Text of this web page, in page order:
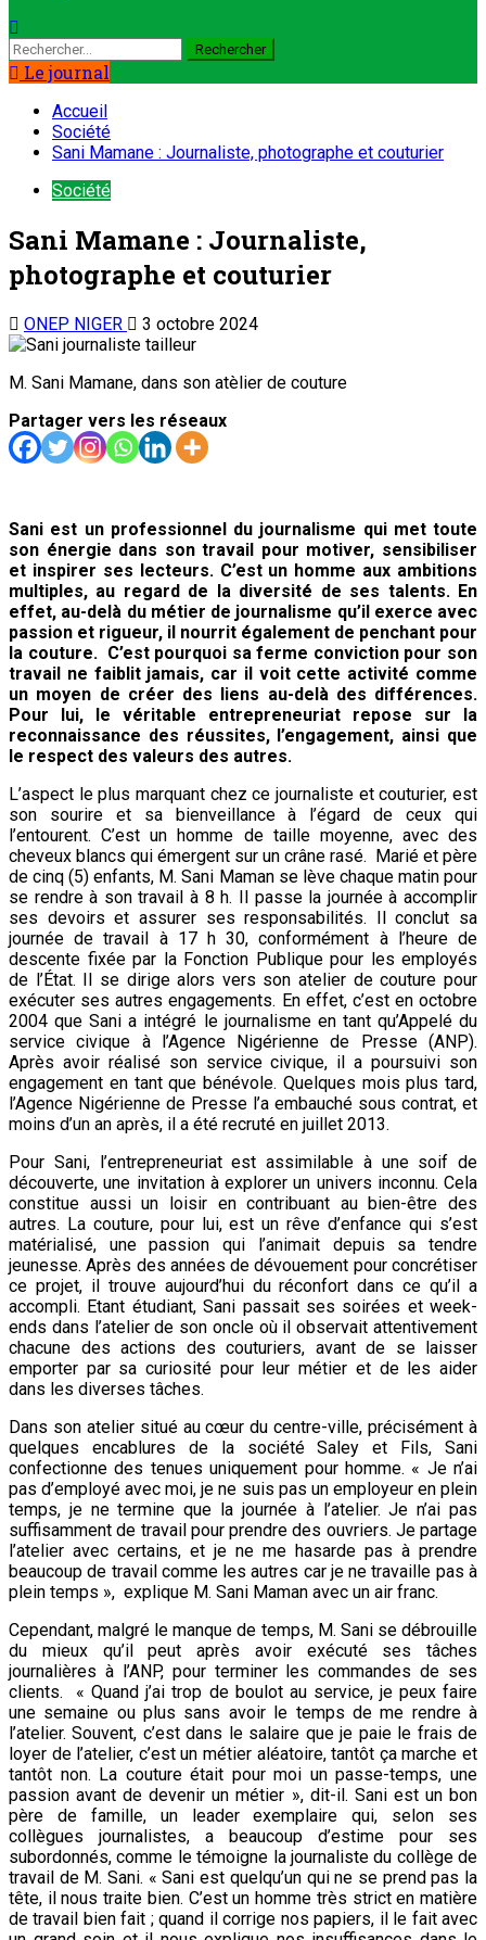
Le journal
Accueil
Société
Sani Mamane : Journaliste, photographe et couturier
Société
Sani Mamane : Journaliste,
photographe et couturier
ONEP NIGER 3 octobre 2024
M. Sani Mamane, dans son atèlier de couture
Partager vers les réseaux
Sani est un professionnel du journalisme qui met toute
son énergie dans son travail pour motiver, sensibiliser
et inspirer ses lecteurs. C’est un homme aux ambitions
multiples, au regard de la diversité de ses talents. En
effet, au-delà du métier de journalisme qu’il exerce avec
passion et rigueur, il nourrit également de penchant pour
la couture. C’est pourquoi sa ferme conviction pour son
travail ne faiblit jamais, car il voit cette activité comme
un moyen de créer des liens au-delà des différences.
Pour lui, le véritable entrepreneuriat repose sur la
reconnaissance des réussites, l’engagement, ainsi que
le respect des valeurs des autres.
L’aspect le plus marquant chez ce journaliste et couturier, est
son sourire et sa bienveillance à l’égard de ceux qui
l’entourent. C’est un homme de taille moyenne, avec des
cheveux blancs qui émergent sur un crâne rasé. Marié et père
de cinq (5) enfants, M. Sani Maman se lève chaque matin pour
se rendre à son travail à 8 h. Il passe la journée à accomplir
ses devoirs et assurer ses responsabilités. Il conclut sa
journée de travail à 17 h 30, conformément à l’heure de
descente fixée par la Fonction Publique pour les employés
de l’État. Il se dirige alors vers son atelier de couture pour
exécuter ses autres engagements. En effet, c’est en octobre
2004 que Sani a intégré le journalisme en tant qu’Appelé du
service civique à l’Agence Nigérienne de Presse (ANP).
Après avoir réalisé son service civique, il a poursuivi son
engagement en tant que bénévole. Quelques mois plus tard,
l’Agence Nigérienne de Presse l’a embauché sous contrat, et
moins d’un an après, il a été recruté en juillet 2013.
Pour Sani, l’entrepreneuriat est assimilable à une soif de
découverte, une invitation à explorer un univers inconnu. Cela
constitue aussi un loisir en contribuant au bien-être des
autres. La couture, pour lui, est un rêve d’enfance qui s’est
matérialisé, une passion qui l’animait depuis sa tendre
jeunesse. Après des années de dévouement pour concrétiser
ce projet, il trouve aujourd’hui du réconfort dans ce qu’il a
accompli. Etant étudiant, Sani passait ses soirées et week-
ends dans l’atelier de son oncle où il observait attentivement
chacune des actions des couturiers, avant de se laisser
emporter par sa curiosité pour leur métier et de les aider
dans les diverses tâches.
Dans son atelier situé au cœur du centre-ville, précisément à
quelques encablures de la société Saley et Fils, Sani
confectionne des tenues uniquement pour homme. « Je n’ai
pas d’employé avec moi, je ne suis pas un employeur en plein
temps, je ne termine que la journée à l’atelier. Je n’ai pas
suffisamment de travail pour prendre des ouvriers. Je partage
l’atelier avec certains, et je ne me hasarde pas à prendre
beaucoup de travail comme les autres car je ne travaille pas à
plein temps », explique M. Sani Maman avec un air franc.
Cependant, malgré le manque de temps, M. Sani se débrouille
du mieux qu’il peut après avoir exécuté ses tâches
journalières à l’ANP, pour terminer les commandes de ses
clients. « Quand j’ai trop de boulot au service, je peux faire
une semaine ou plus sans avoir le temps de me rendre à
l’atelier. Souvent, c’est dans le salaire que je paie le frais de
loyer de l’atelier, c’est un métier aléatoire, tantôt ça marche et
tantôt non. La couture était pour moi un passe-temps, une
passion avant de devenir un métier », dit-il. Sani est un bon
père de famille, un leader exemplaire qui, selon ses
collègues journalistes, a beaucoup d’estime pour ses
subordonnés, comme le témoigne la journaliste du collège de
travail de M. Sani. « Sani est quelqu’un qui ne se prend pas la
tête, il nous traite bien. C’est un homme très strict en matière
de travail bien fait ; quand il corrige nos papiers, il le fait avec